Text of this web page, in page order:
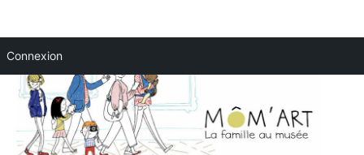
Connexion
contenu